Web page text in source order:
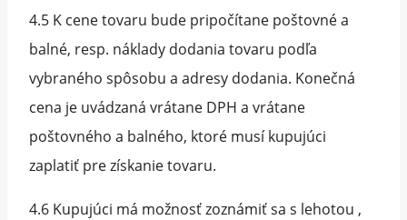
4.5 K cene tovaru bude pripočítane poštovné a
balné, resp. náklady dodania tovaru podľa
vybraného spôsobu a adresy dodania. Konečná
cena je uvádzaná vrátane DPH a vrátane
poštovného a balného, ktoré musí kupujúci
zaplatiť pre získanie tovaru.
4.6 Kupujúci má možnosť zoznámiť sa s lehotou ,